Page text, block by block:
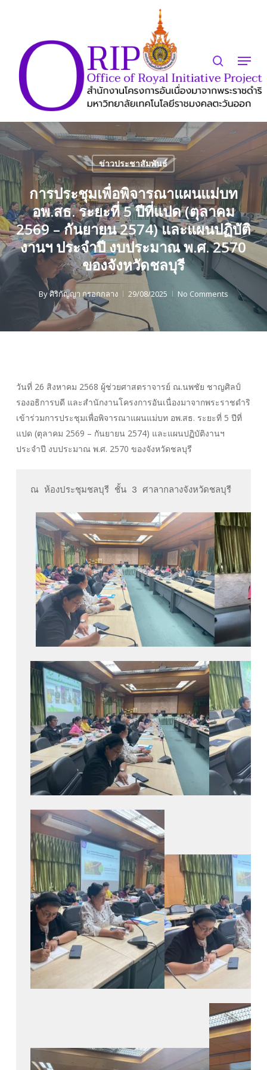
content
Menu
ข่าวประชาสัมพันธ์
การประชุมเพื่อพิจารณาแผนแม่บท
อพ.สธ. ระยะที่ 5 ปีที่แปด (ตุลาคม
2569 – กันยายน 2574) และแผนปฏิบัติ
งานฯ ประจำปี งบประมาณ พ.ศ. 2570
ของจังหวัดชลบุรี
Byศิริกัญญา กรอกกลาง 29/08/2025 No Comments
วันที่ 26 สิงหาคม 2568 ผู้ช่วยศาสตราจารย์ ณ.นพชัย ชาญศิลป์
รองอธิการบดี และสำนักงานโครงการอันเนื่องมาจากพระราชดำริ
เข้าร่วมการประชุมเพื่อพิจารณาแผนแม่บท อพ.สธ. ระยะที่ 5 ปีที่
แปด (ตุลาคม 2569 – กันยายน 2574) และแผนปฏิบัติงานฯ
ประจำปี งบประมาณ พ.ศ. 2570 ของจังหวัดชลบุรี
ณ ห้องประชุมชลบุรี ชั้น 3 ศาลากลางจังหวัดชลบุรี